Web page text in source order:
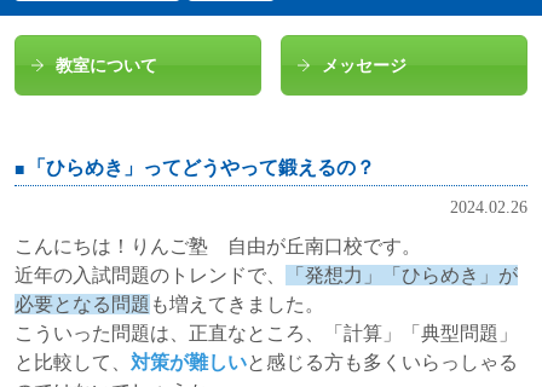
教室について メッセージ
「ひらめき」ってどうやって鍛えるの？
2024.02.26
こんにちは！りんご塾 自由が丘南口校です。
近年の入試問題のトレンドで、
「発想力」「ひらめき」が
必要となる問題 も増えてきました。
こういった問題は、正直なところ、「計算」「典型問題」
と比較して、 対策が難しいと感じる方も多くいらっしゃる